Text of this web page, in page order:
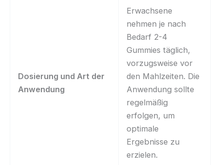
Dosierung und Art der
Anwendung
Erwachsene
nehmen je nach
Bedarf 2-4
Gummies täglich,
vorzugsweise vor
den Mahlzeiten. Die
Anwendung sollte
regelmäßig
erfolgen, um
optimale
Ergebnisse zu
erzielen.